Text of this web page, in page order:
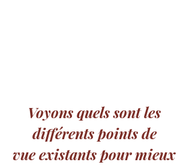
Voyons quels sont les
différents points de
vue existants pour mieux